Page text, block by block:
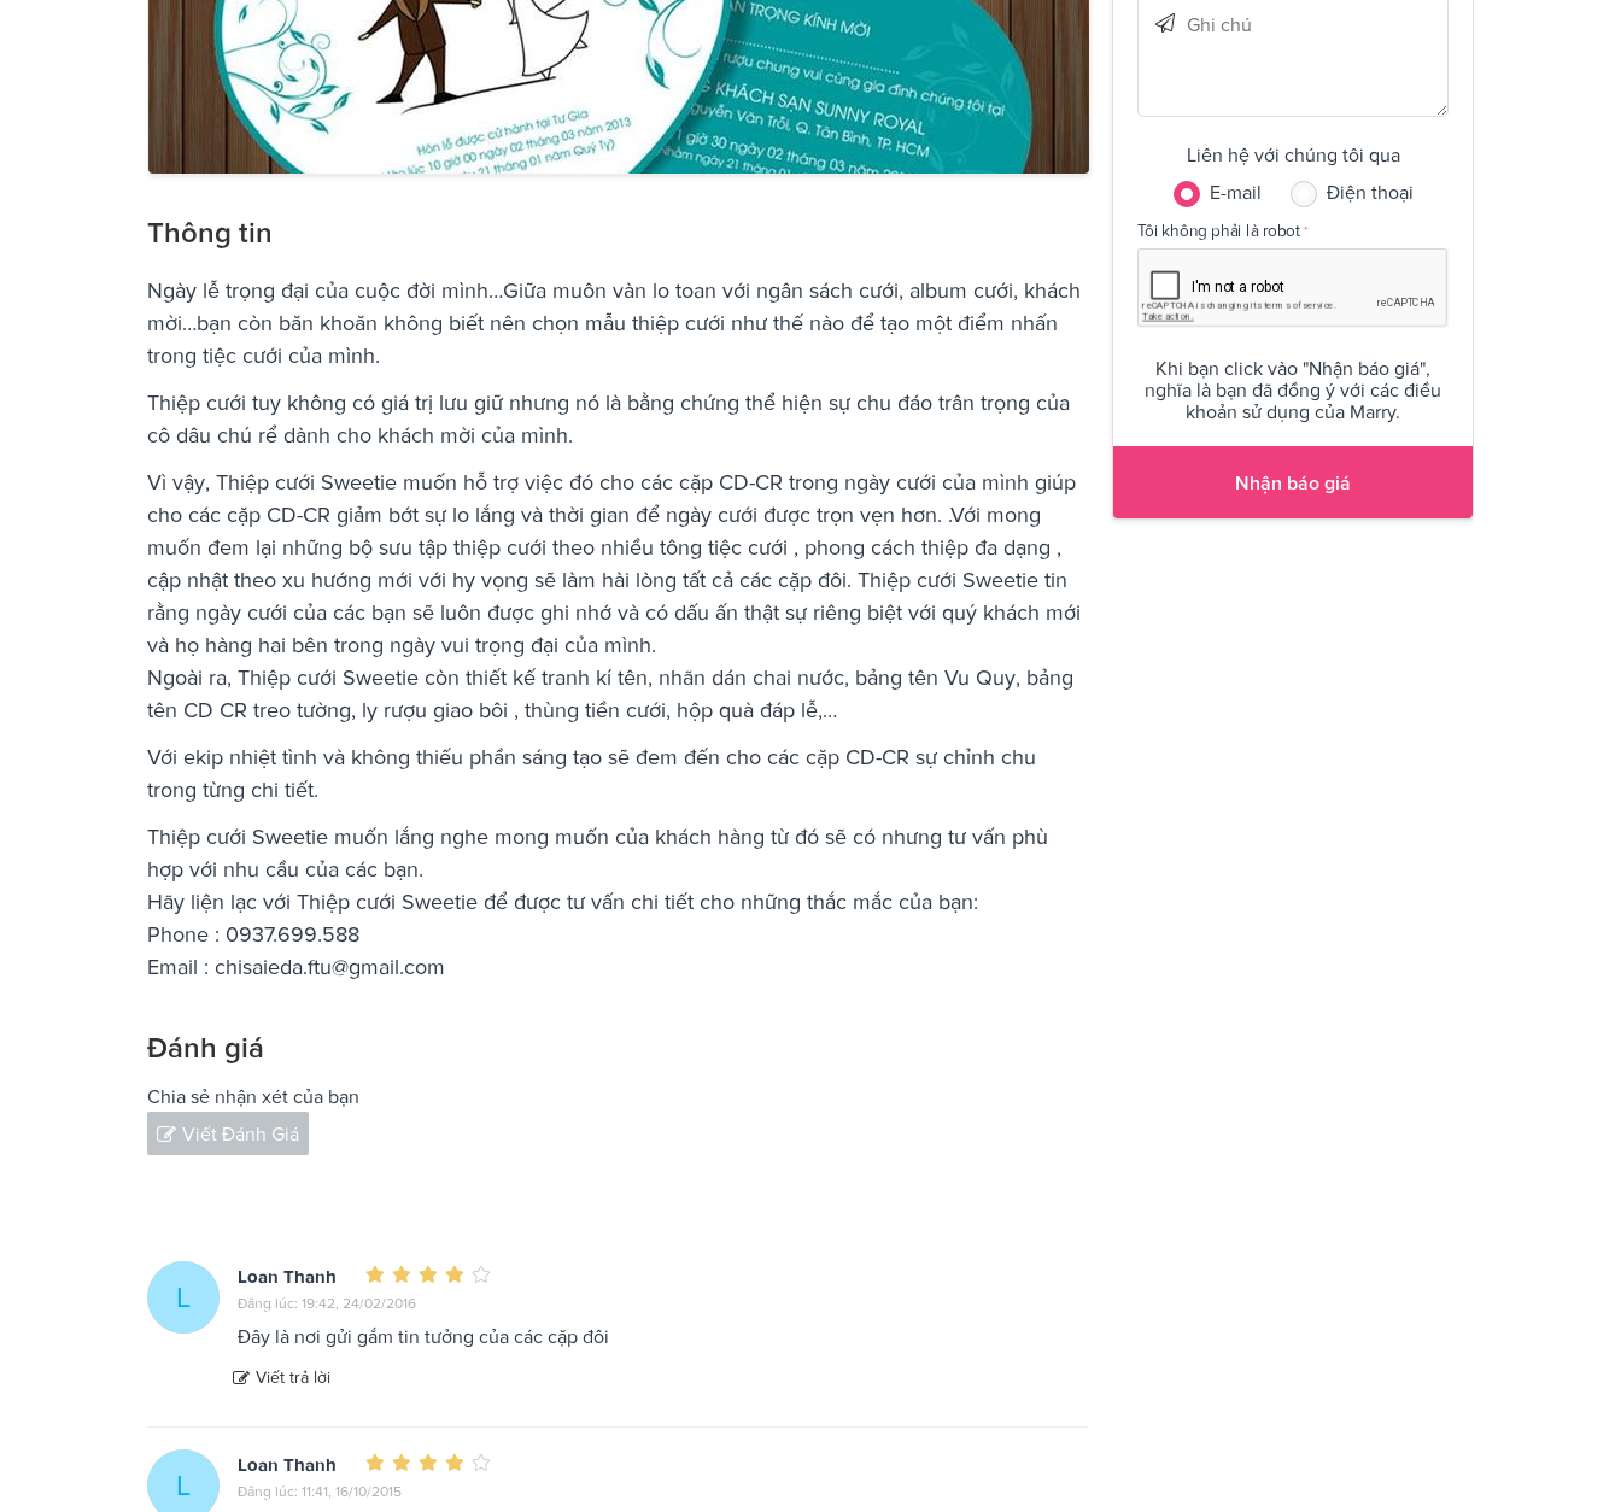
Thông tin
Ngày lễ trọng đại của cuộc đời mình…Giữa muôn vàn lo toan với ngân sách cưới, album cưới, khách
mời…bạn còn băn khoăn không biết nên chọn mẫu thiệp cưới như thế nào để tạo một điểm nhấn
trong tiệc cưới của mình.
Thiệp cưới tuy không có giá trị lưu giữ nhưng nó là bằng chứng thể hiện sự chu đáo trân trọng của
cô dâu chú rể dành cho khách mời của mình.
Vì vậy, Thiệp cưới Sweetie muốn hỗ trợ việc đó cho các cặp CD-CR trong ngày cưới của mình giúp
cho các cặp CD-CR giảm bớt sự lo lắng và thời gian để ngày cưới được trọn vẹn hơn. .Với mong
muốn đem lại những bộ sưu tập thiệp cưới theo nhiều tông tiệc cưới , phong cách thiệp đa dạng ,
cập nhật theo xu hướng mới với hy vọng sẽ làm hài lòng tất cả các cặp đôi. Thiệp cưới Sweetie tin
rằng ngày cưới của các bạn sẽ luôn được ghi nhớ và có dấu ấn thật sự riêng biệt với quý khách mới
và họ hàng hai bên trong ngày vui trọng đại của mình.
Ngoài ra, Thiệp cưới Sweetie còn thiết kế tranh kí tên, nhãn dán chai nước, bảng tên Vu Quy, bảng
tên CD CR treo tường, ly rượu giao bôi , thùng tiền cưới, hộp quà đáp lễ,…
Với ekip nhiệt tình và không thiếu phần sáng tạo sẽ đem đến cho các cặp CD-CR sự chỉnh chu
trong từng chi tiết.
Thiệp cưới Sweetie muốn lắng nghe mong muốn của khách hàng từ đó sẽ có nhưng tư vấn phù
hợp với nhu cầu của các bạn.
Hãy liện lạc với Thiệp cưới Sweetie để được tư vấn chi tiết cho những thắc mắc của bạn:
Phone : 0937.699.588
Email : chisaieda.ftu@gmail.com
Đánh giá
Chia sẻ nhận xét của bạn
Viết Đánh Giá
L
Loan Thanh
Đăng lúc: 19:42, 24/02/2016
Đây là nơi gửi gắm tin tưởng của các cặp đôi
Viết trả lời
L
Loan Thanh
Đăng lúc: 11:41, 16/10/2015
Liên hệ với chúng tôi qua
E-mail
Điện thoại
Tôi không phải là robot
Khi bạn click vào "Nhận báo giá",
nghĩa là bạn đã đồng ý với các điều
khoản sử dụng của Marry.
Nhận báo giá